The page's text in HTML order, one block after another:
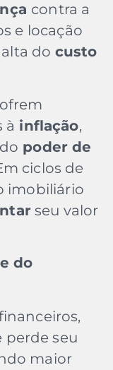
contra a
e locação
do custo
à inflação,
poder de
ciclos de
imobiliário
seu valor
do
perde seu
maior